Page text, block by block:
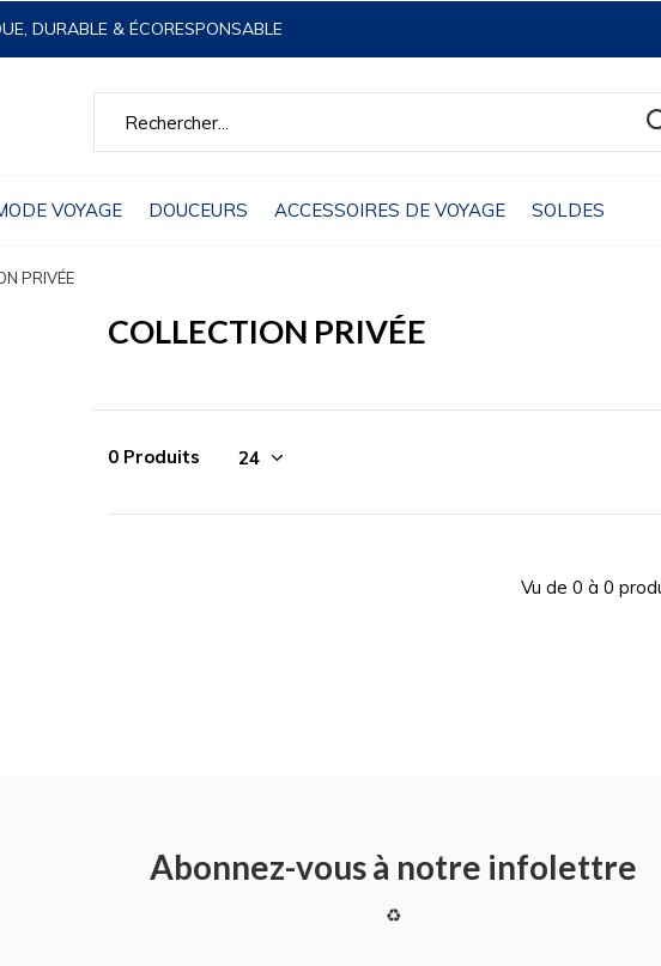
VOYAGE DOUCEURS ACCESSOIRES DE VOYAGE SOLDES
DURABLE & ÉCORESPONSABLE
PRIVÉE
COLLECTION PRIVÉE
0 Produits
Vu de 0 à 0
Abonnez-vous à notre infolettre
♻